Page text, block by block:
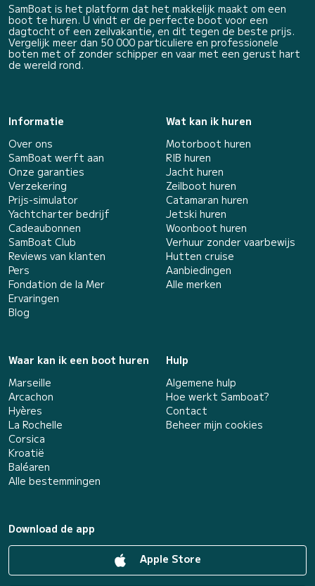
SamBoat is het platform dat het makkelijk maakt om een
boot te huren. U vindt er de perfecte boot voor een
dagtocht of een zeilvakantie, en dit tegen de beste prijs.
Vergelijk meer dan 50 000 particuliere en professionele
boten met of zonder schipper en vaar met een gerust hart
de wereld rond.
Informatie
Over ons
SamBoat werft aan
Onze garanties
Verzekering
Prijs-simulator
Yachtcharter bedrijf
Cadeaubonnen
SamBoat Club
Reviews van klanten
Pers
Fondation de la Mer
Ervaringen
Blog
Wat kan ik huren
Motorboot huren
RIB huren
Jacht huren
Zeilboot huren
Catamaran huren
Jetski huren
Woonboot huren
Verhuur zonder vaarbewijs
Hutten cruise
Aanbiedingen
Alle merken
Waar kan ik een boot huren
Marseille
Arcachon
Hyères
La Rochelle
Corsica
Kroatië
Baléaren
Alle bestemmingen
Hulp
Algemene hulp
Hoe werkt Samboat?
Contact
Beheer mijn cookies
Download de app
Apple Store